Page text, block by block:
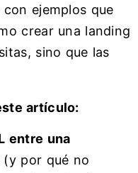
ejemplos que
crear una landing
sino que las
artículo:
entre una
(y por qué no